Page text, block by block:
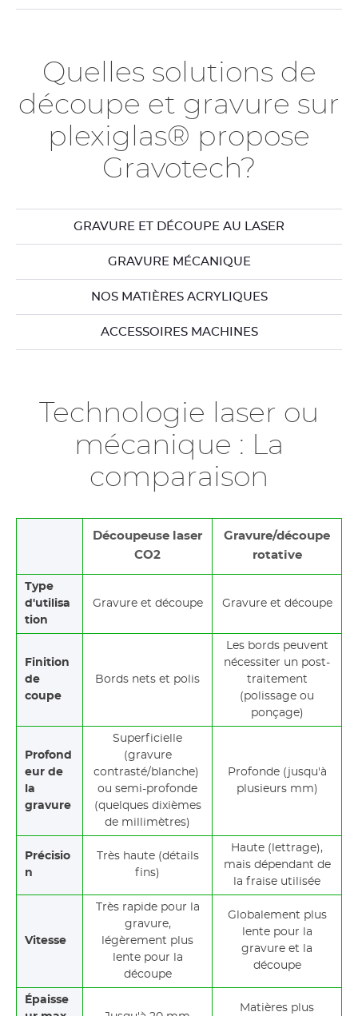
Quelles solutions de
découpe et gravure sur
plexiglas® propose
Gravotech?
GRAVURE ET DÉCOUPE AU LASER
GRAVURE MÉCANIQUE
NOS MATIÈRES ACRYLIQUES
ACCESSOIRES MACHINES
Technologie laser ou
mécanique : La
comparaison
Découpeuse laser
CO2
Gravure/découpe
rotative
Type
d'utilisa
tion
Gravure et découpe Gravure et découpe
Finition
de
coupe
Bords nets et polis
Les bords peuvent
nécessiter un post-
traitement
(polissage ou
ponçage)
Profond
eur de
la
gravure
Superficielle
(gravure
contrasté/blanche)
ou semi-profonde
(quelques dixièmes
de millimètres)
Profonde (jusqu'à
plusieurs mm)
Précisio
n
Très haute (détails
fins)
Haute (lettrage),
mais dépendant de
la fraise utilisée
Vitesse
Très rapide pour la
gravure,
légèrement plus
lente pour la
découpe
Globalement plus
lente pour la
gravure et la
découpe
Épaisse
Matières plus